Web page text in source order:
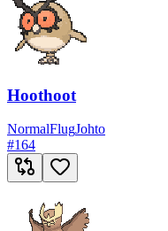
Hoothoot
NormalFlugJohto
#164